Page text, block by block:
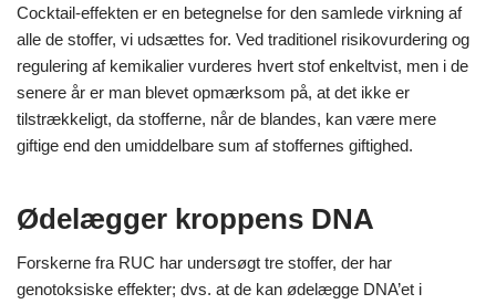
Cocktail-effekten er en betegnelse for den samlede virkning af
alle de stoffer, vi udsættes for. Ved traditionel risikovurdering og
regulering af kemikalier vurderes hvert stof enkeltvist, men i de
senere år er man blevet opmærksom på, at det ikke er
tilstrækkeligt, da stofferne, når de blandes, kan være mere
giftige end den umiddelbare sum af stoffernes giftighed.
Ødelægger kroppens DNA
Forskerne fra RUC har undersøgt tre stoffer, der har
genotoksiske effekter; dvs. at de kan ødelægge DNA’et i